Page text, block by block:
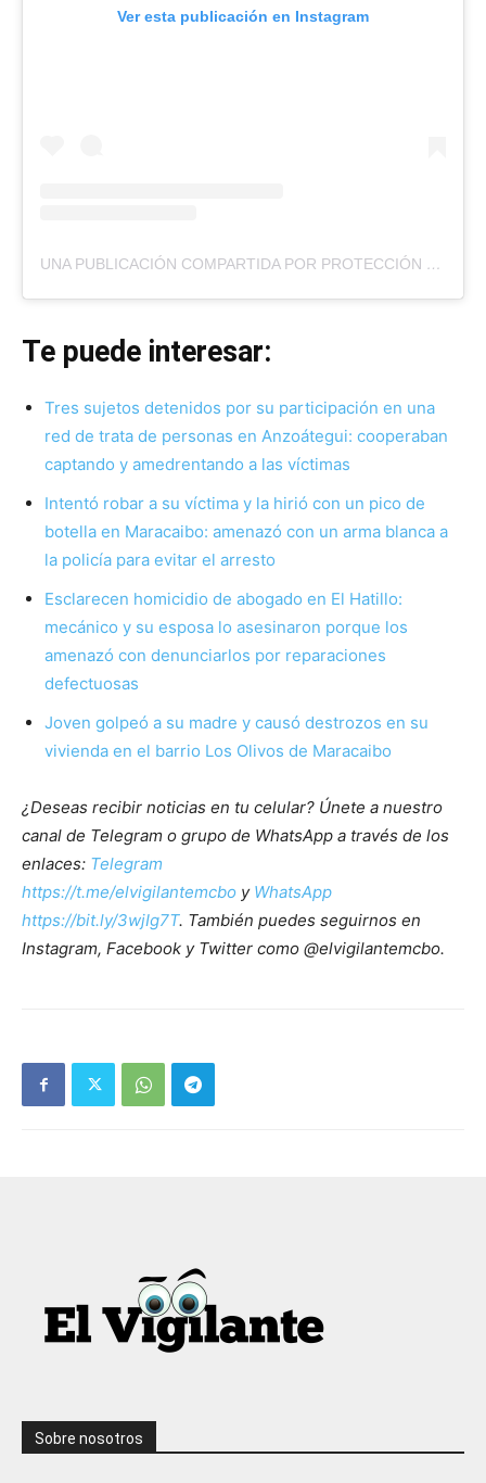
Ver esta publicación en Instagram
UNA PUBLICACIÓN COMPARTIDA POR PROTECCIÓN CIVIL TÁCHIRA (@PCIVILTACHIRA)
Te puede interesar:
Tres sujetos detenidos por su participación en una
red de trata de personas en Anzoátegui: cooperaban
captando y amedrentando a las víctimas
Intentó robar a su víctima y la hirió con un pico de
botella en Maracaibo: amenazó con un arma blanca a
la policía para evitar el arresto
Esclarecen homicidio de abogado en El Hatillo:
mecánico y su esposa lo asesinaron porque los
amenazó con denunciarlos por reparaciones
defectuosas
Joven golpeó a su madre y causó destrozos en su
vivienda en el barrio Los Olivos de Maracaibo
¿Deseas recibir noticias en tu celular? Únete a nuestro
canal de Telegram o grupo de WhatsApp a través de los
enlaces: Telegram
https://t.me/elvigilantemcbo y WhatsApp
https://bit.ly/3wjIg7T. También puedes seguirnos en
Instagram, Facebook y Twitter como @elvigilantemcbo.
Sobre nosotros